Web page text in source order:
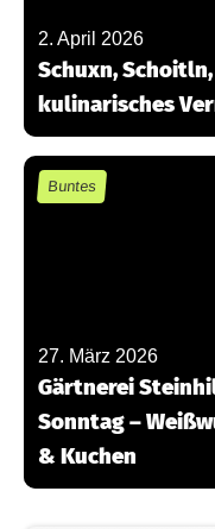
2. April 2026
Schuxn,
kulinarisches
Buntes
27. März 2026
Gärtnerei
Sonntag –
& Kuchen